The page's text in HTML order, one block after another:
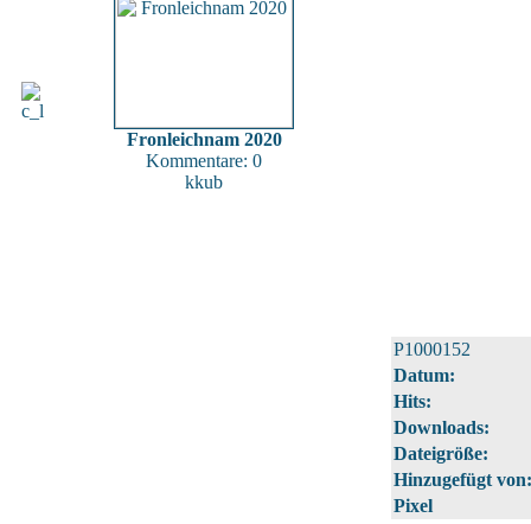
Fronleichnam 2020
Kommentare: 0
kkub
P1000152
Datum:
Hits:
Downloads:
Dateigröße:
Hinzugefügt von:
Pixel